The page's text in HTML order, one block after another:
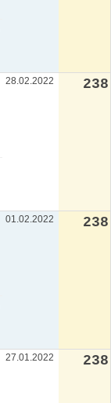
28.02.2022 238
01.02.2022 238
27.01.2022 238